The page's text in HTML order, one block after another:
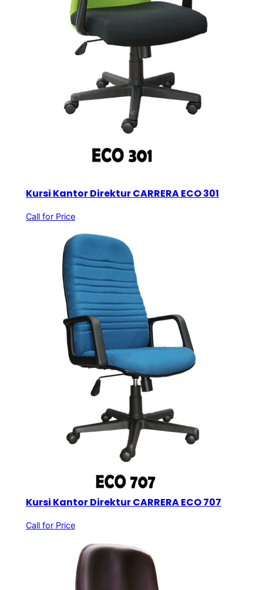
Kursi Kantor Direktur CARRERA ECO 301
Call for Price
Kursi Kantor Direktur CARRERA ECO 707
Call for Price